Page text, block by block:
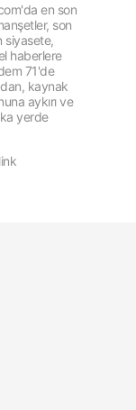
en son
son
siyasete,
haberlere
71'de
kaynak
aykırı ve
yerde